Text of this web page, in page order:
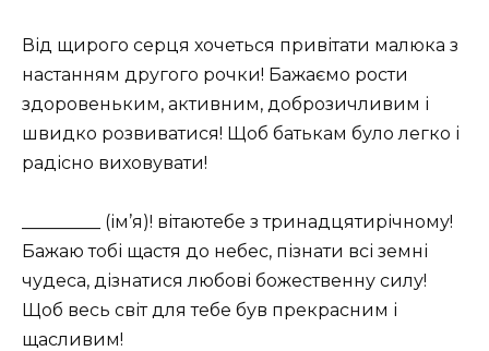
Від щирого серця хочеться привітати малюка з
настанням другого рочки! Бажаємо рости
здоровеньким, активним, доброзичливим і
швидко розвиватися! Щоб батькам було легко і
радісно виховувати!
_________ (ім’я)! вітаютебе з тринадцятирічному!
Бажаю тобі щастя до небес, пізнати всі земні
чудеса, дізнатися любові божественну силу!
Щоб весь світ для тебе був прекрасним і
щасливим!